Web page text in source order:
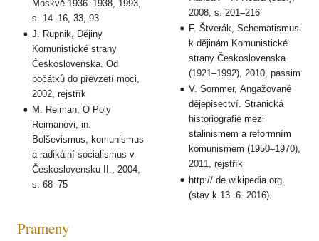
Moskvě 1936–1938, 1993,
s. 14–16, 33, 93
J. Rupnik, Dějiny
Komunistické strany
Československa. Od
počátků do převzetí moci,
2002, rejstřík
M. Reiman, O Poly
Reimanovi, in:
Bolševismus, komunismus
a radikální socialismus v
Československu II., 2004,
s. 68–75
2008, s. 201–216
F. Štverák, Schematismus
k dějinám Komunistické
strany Československa
(1921–1992), 2010, passim
V. Sommer, Angažované
dějepisectví. Stranická
historiografie mezi
stalinismem a reformním
komunismem (1950–1970),
2011, rejstřík
http:// de.wikipedia.org
(stav k 13. 6. 2016).
Prameny